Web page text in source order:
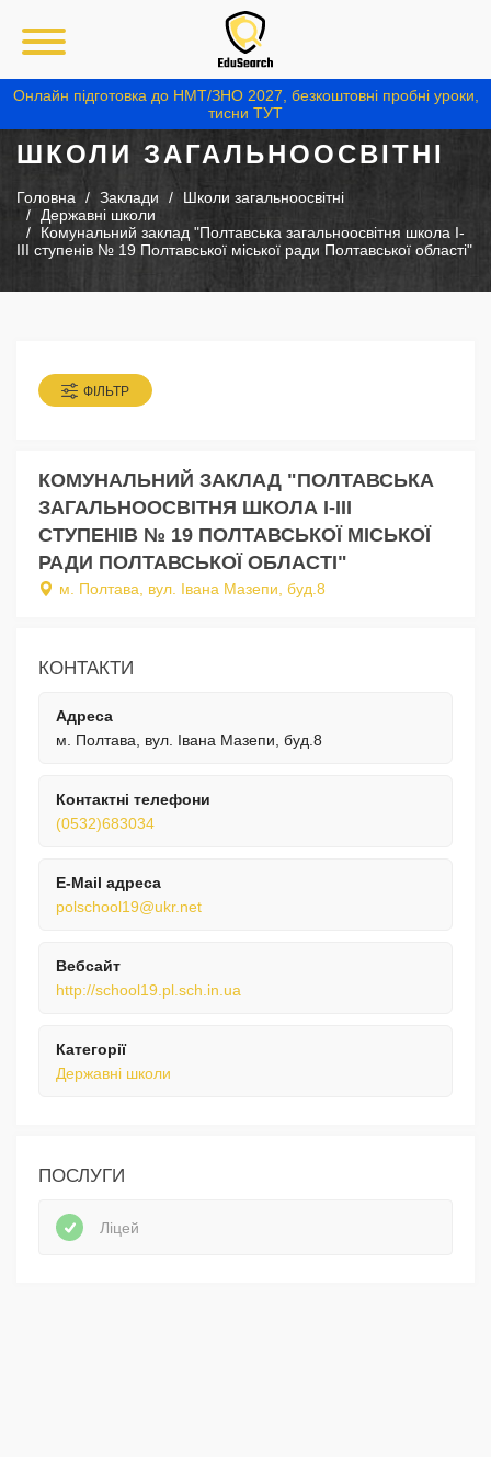
Онлайн підготовка до НМТ/ЗНО 2027, безкоштовні пробні уроки,
тисни ТУТ
ШКОЛИ ЗАГАЛЬНООСВІТНІ
Головна Заклади
Школи загальноосвітні
Державні школи
Комунальний заклад "Полтавська загальноосвітня школа I-
III ступенів № 19 Полтавської міської ради Полтавської області"
ФІЛЬТР
КОМУНАЛЬНИЙ ЗАКЛАД "ПОЛТАВСЬКА
ЗАГАЛЬНООСВІТНЯ ШКОЛА I-III
СТУПЕНІВ № 19 ПОЛТАВСЬКОЇ МІСЬКОЇ
РАДИ ПОЛТАВСЬКОЇ ОБЛАСТІ"
м. Полтава, вул. Івана Мазепи, буд.8
КОНТАКТИ
Адреса
м. Полтава, вул. Івана Мазепи, буд.8
Контактні телефони
(0532)683034
E-Mail адреса
polschool19@ukr.net
Вебсайт
http://school19.pl.sch.in.ua
Категорії
Державні школи
ПОСЛУГИ
Ліцей